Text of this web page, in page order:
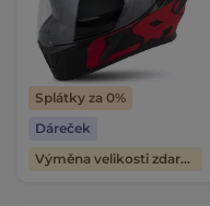
Splátky za 0%
Dáreček
Výměna velikosti zdarma